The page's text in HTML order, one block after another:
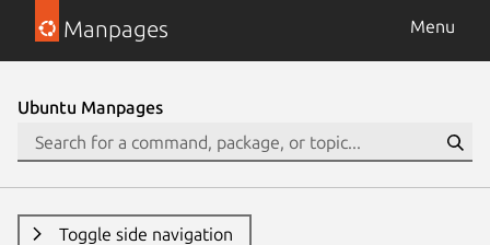
Manpages Menu
Ubuntu Manpages
Toggle side navigation